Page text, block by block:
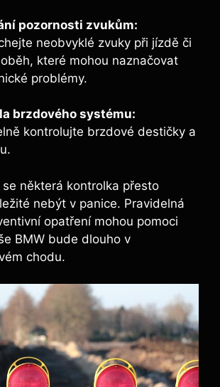
pozornosti zvukům:
neobvyklé zvuky při jízdě či
které mohou naznačovat
problémy.
brzdového systému:
kontrolujte brzdové destičky a
některá kontrolka přesto
nebýt v panice. Pravidelná
opatření mohou pomoci
BMW bude dlouho v
chodu.